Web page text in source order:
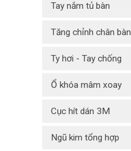
Tay nắm tủ bàn
Tăng chỉnh chân bàn
Ty hơi - Tay chống
Ổ khóa mâm xoay
Cục hít dán 3M
Ngũ kim tổng hợp